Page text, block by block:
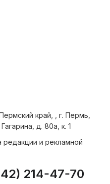
край, , г. Пермь,
д. 80а, к. 1
редакции и рекламной
214-47-70